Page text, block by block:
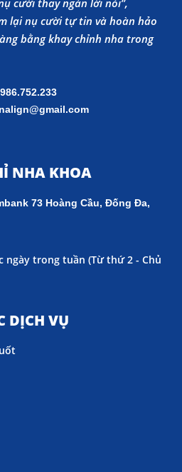
lại nụ cười tự tin và hoàn hảo
bằng khay chỉnh nha trong
NHA KHOA
73 Hoàng Cầu, Đống Đa,
ngày trong tuần (Từ thứ 2 - Chủ
DỊCH VỤ